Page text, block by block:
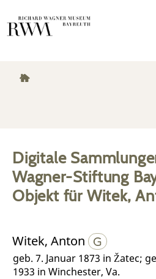
Digitale
Wagner-Stiftung
Objektfür Witek,
Witek, Anton
geb. 7. Januar 1873 in Žatec;
1933 in Winchester, Va.